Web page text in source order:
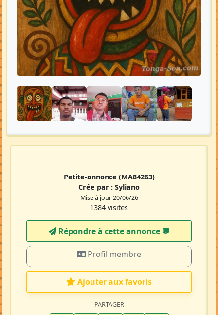
Petite-annonce (MA84263)
Crée par : Syliano
Mise à jour 20/06/26
1384 visites
Répondre à cette annonce 💬​
Profil membre
Ajouter aux favoris
PARTAGER